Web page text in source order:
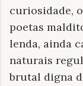
curiosidade,
poetas
lenda, ainda
naturais
brutal digna